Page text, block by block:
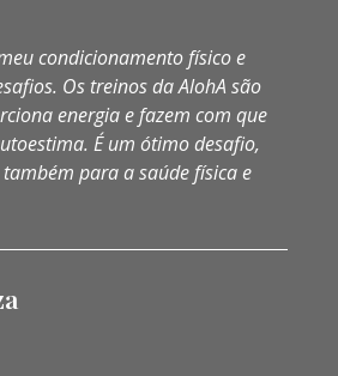
condicionamento físico e
Os treinos da AlohA são
energia e fazem com que
É um ótimo desafio,
para a saúde física e